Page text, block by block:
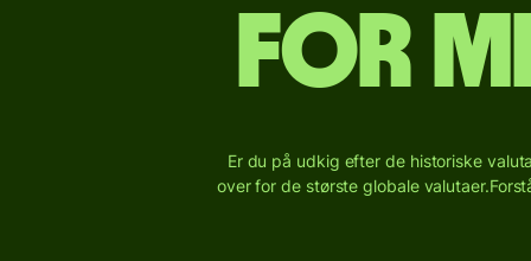
for
Er du på udkig efter de historiske
over for de største globale valutaer.